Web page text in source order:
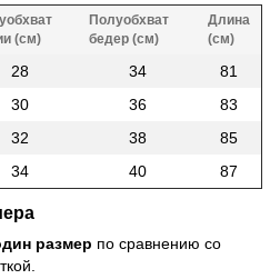
(см)
Полуобхват
бедер (см)
Длина
(см)
28 34
81
30 36
83
32 38
85
34 40 87
размер по сравнению со